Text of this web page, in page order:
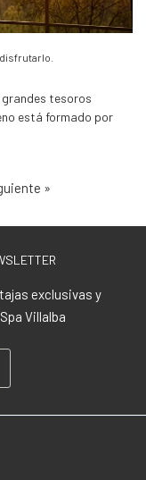
grandes tesoros
está formado por
»
exclusivas y
Villalba